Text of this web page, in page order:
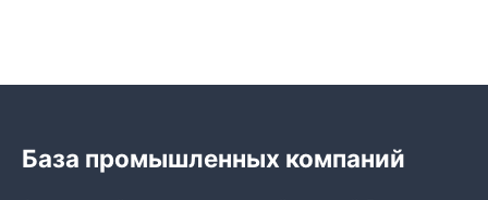
База промышленных компаний